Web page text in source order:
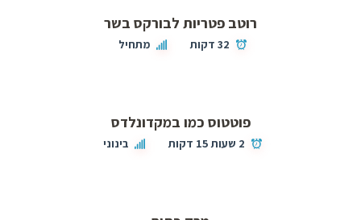
רוטב פטריות לבורקס בשר
32 דקות מתחיל
פוטטוס כמו במקדונלדס
2 שעות 15 דקות בינוני